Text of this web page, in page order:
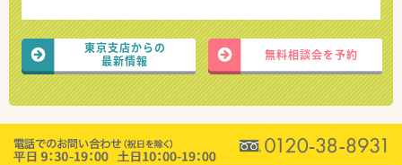
東京支店からの
最新情報
無料相談会を予約